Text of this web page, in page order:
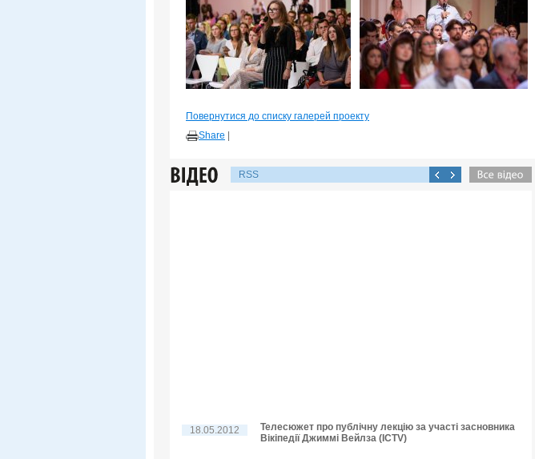
Повернутися до списку галерей проекту
Share
RSS
18.05.2012
Телесюжет про публічну лекцію за участі засновника
Вікіпедії Джиммі Вейлза (ICTV)